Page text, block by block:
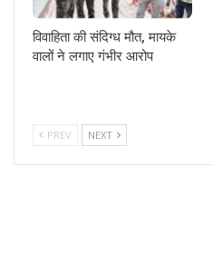
विवाहिता की संदिग्ध मौत, मायके
वालों ने लगाए गंभीर आरोप
PREV NEXT